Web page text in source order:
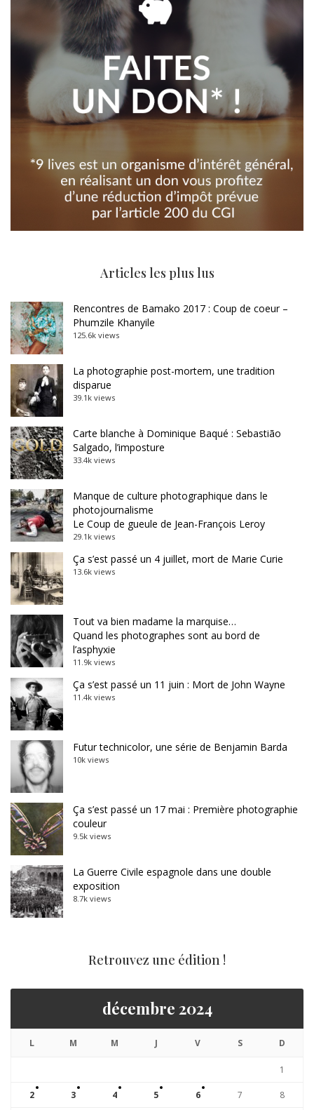
Articles les plus lus
Rencontres de Bamako 2017 : Coup de coeur –
Phumzile Khanyile
125.6k views
La photographie post-mortem, une tradition
disparue
39.1k views
Carte blanche à Dominique Baqué : Sebastião
Salgado, l’imposture
33.4k views
Manque de culture photographique dans le
photojournalisme
Le Coup de gueule de Jean-François Leroy
29.1k views
Ça s’est passé un 4 juillet, mort de Marie Curie
13.6k views
Tout va bien madame la marquise…
Quand les photographes sont au bord de
l’asphyxie
11.9k views
Ça s’est passé un 11 juin : Mort de John Wayne
11.4k views
Futur technicolor, une série de Benjamin Barda
10k views
Ça s’est passé un 17 mai : Première photographie
couleur
9.5k views
La Guerre Civile espagnole dans une double
exposition
8.7k views
Retrouvez une édition !
décembre 2024
L M M J V S D
1
2 3 4 5 6 7 8